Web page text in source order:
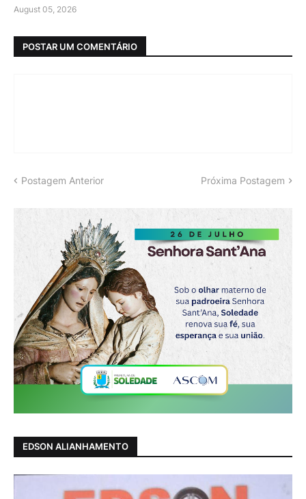
August 05, 2026
POSTAR UM COMENTÁRIO
Postagem Anterior Próxima Postagem
EDSON ALIANHAMENTO